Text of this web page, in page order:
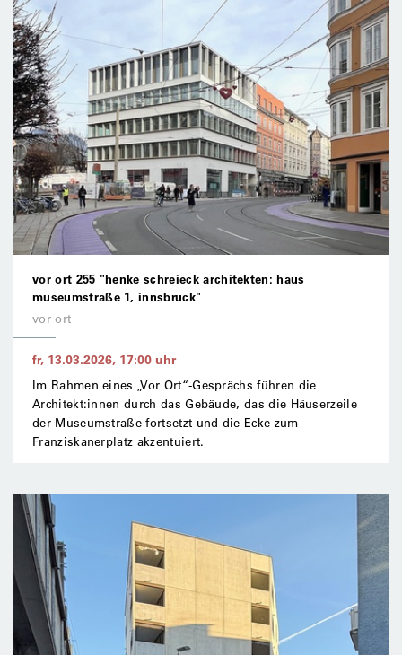
vor ort 255 "henke schreieck architekten: haus
museumstraße 1, innsbruck"
vor ort
fr, 13.03.2026, 17:00 uhr
Im Rahmen eines „Vor Ort“-Gesprächs führen die
Architekt:innen durch das Gebäude, das die Häuserzeile
der Museumstraße fortsetzt und die Ecke zum
Franziskanerplatz akzentuiert.